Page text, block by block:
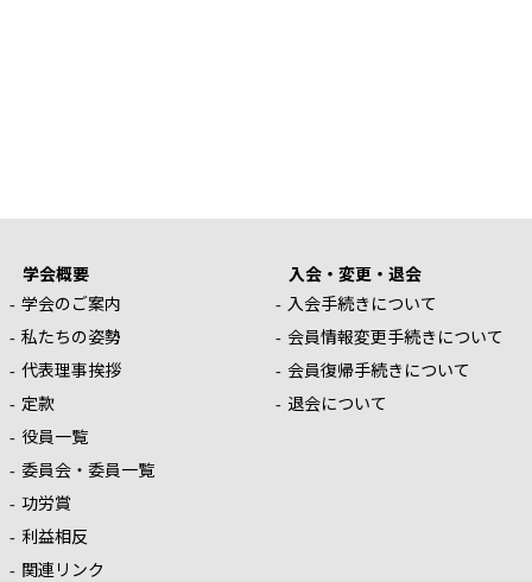
学会概要
学会のご案内
私たちの姿勢
代表理事挨拶
定款
役員一覧
委員会・委員一覧
功労賞
利益相反
関連リンク
入会・変更・退会
入会手続きについて
会員情報変更手続きについて
会員復帰手続きについて
退会について